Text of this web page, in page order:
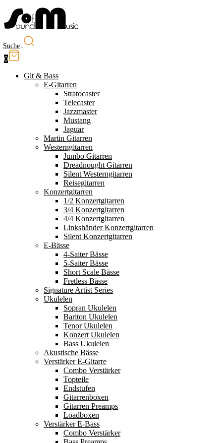
Suche
0
Git & Bass
E-Gitarren
Stratocaster
Telecaster
Jazzmaster
Mustang
Jaguar
Martin Gitarren
Westerngitarren
Jumbo Gitarren
Dreadnought Gitarren
Silent Westerngitarren
Reisegitarren
Konzertgitarren
1/2 Konzertgitarren
3/4 Konzertgitarren
4/4 Konzertgitarren
Linkshänder Konzertgitarren
Silent Konzertgitarren
E-Bässe
4-Saiter Bässe
5-Saiter Bässe
Short Scale Bässe
Fretless Bässe
Signature Artist Series
Ukulelen
Sopran Ukulelen
Bariton Ukulelen
Tenor Ukulelen
Konzert Ukulelen
Bass Ukulelen
Akustische Bässe
Verstärker E-Gitarre
Combo Verstärker
Topteile
Endstufen
Gitarrenboxen
Gitarren Preamps
Loadboxen
Verstärker E-Bass
Combo Verstärker